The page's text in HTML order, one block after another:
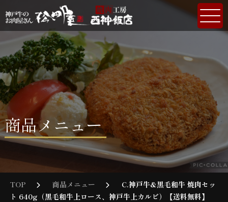
商品メニュー
TOP 商品メニュー
C.神戸牛&黒毛和牛 焼肉セッ
ト 640g（黒毛和牛上ロース、神戸牛上カルビ）【送料無料】